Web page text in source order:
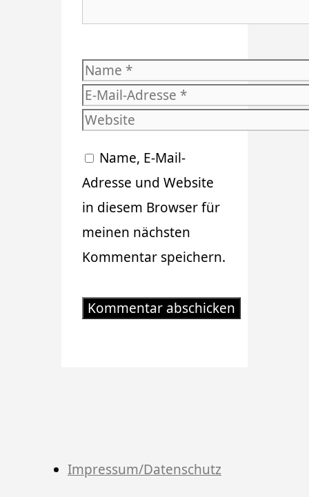
Name
E-
Mail-
Website
Name, E-Mail-
Adresse und Website
in diesem Browser für
meinen nächsten
Kommentar speichern.
Impressum/Datenschutz